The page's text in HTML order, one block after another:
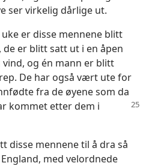
ser virkelig dårlige ut.
er disse mennene blitt
er blitt satt ut i en åpen
og én mann er blitt
De har også vært ute for
fra de øyene som da
kommet etter dem i
disse mennene til å dra så
med velordnede